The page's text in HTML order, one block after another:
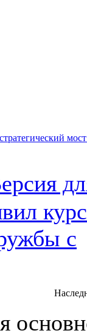
с